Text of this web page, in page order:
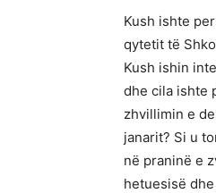
Kush ishte
qytetit të
Kush ishin
dhe cila ishte
zhvillimin e
janarit? Si u
në praninë e
hetuesisë